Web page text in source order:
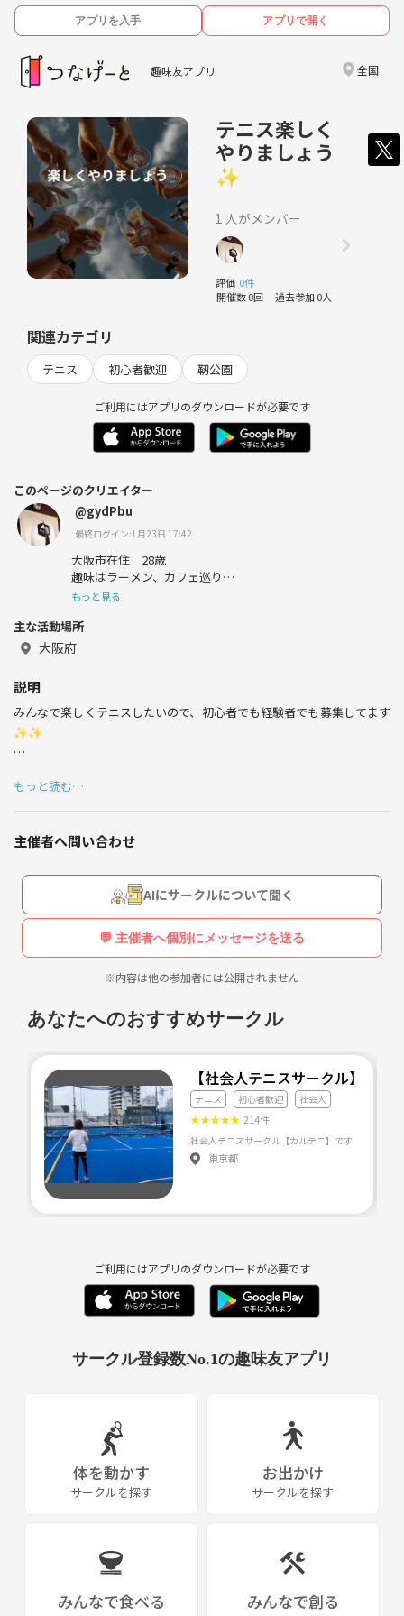
アプリを入手 アプリで開く
趣味友アプリ 全国
テニス楽しく
やりましょう
✨
1 人がメンバー
評価 0件
開催数 0回 過去参加 0人
関連カテゴリ
テニス 初心者歓迎 靭公園
ご利用にはアプリのダウンロードが必要です
このページのクリエイター
@gydPbu
最終ログイン:1月23日 17:42
大阪市在住 28歳
趣味はラーメン、カフェ巡り
もっと見る
主な活動場所
大阪府
説明
みんなで楽しくテニスしたいので、初心者でも経験者でも募集してます
✨✨
質問等メッセージでお待ちしております😊
コメントに軽く自己紹介お願いしたいです😆名前:
年齢:
趣味:
場所
8/16
10-11
10-11
17-18
参加費💰
ラケットなし800円
ラケットあり500円
靴、動ける服装、水分
もっと読む…
主催者へ問い合わせ
AIにサークルについて聞く
💬 主催者へ個別にメッセージを送る
※内容は他の参加者には公開されません
あなたへのおすすめサークル
【社会人テニスサークル】カル
テニス 初心者歓迎 社会人
★★★★★ 214件
東京都
ご利用にはアプリのダウンロードが必要です
サークル登録数No.1の趣味友アプリ
体を動かす
サークルを探す
お出かけ
サークルを探す
みんなで食べる みんなで創る